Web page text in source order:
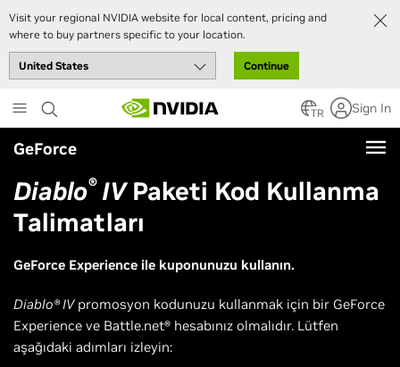
Visit your regional NVIDIA website for local content, pricing and
where to buy partners specific to your location.
Continue
to
main
content
TR Sign In
GeForce
Diablo®IVPaketi Kod Kullanma
Talimatları
GeForce Experience ile kuponunuzu kullanın.
Diablo® IVpromosyon kodunuzu kullanmak için bir GeForce
Experience ve Battle.net® hesabınız olmalıdır. Lütfen
aşağıdaki adımları izleyin: